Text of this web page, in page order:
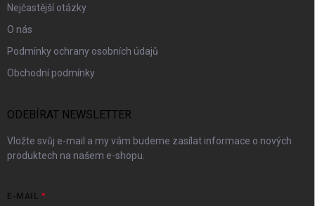
Nejčastější otázky
O nás
Podmínky ochrany osobních údajů
Obchodní podmínky
ODEBÍRAT NEWSLETTER
Vložte svůj e-mail a my vám budeme zasílat informace o nových
produktech na našem e-shopu.
E-MAIL